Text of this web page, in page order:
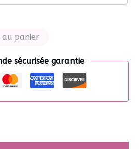
panier
sécurisée garantie